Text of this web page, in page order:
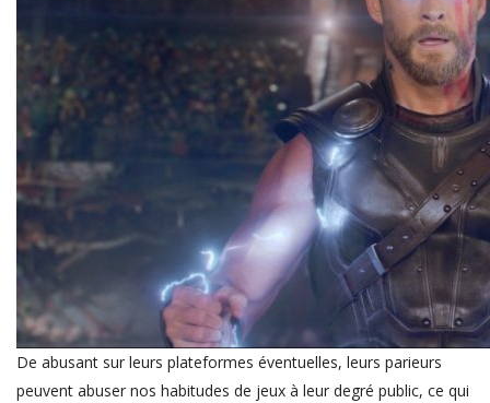
De abusant sur leurs plateformes éventuelles, leurs parieurs
peuvent abuser nos habitudes de jeux à leur degré public, ce qui